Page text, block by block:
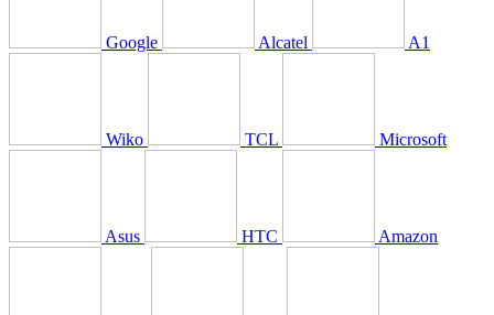
Google Alcatel A1
Wiko TCL Microsoft
Asus HTC Amazon